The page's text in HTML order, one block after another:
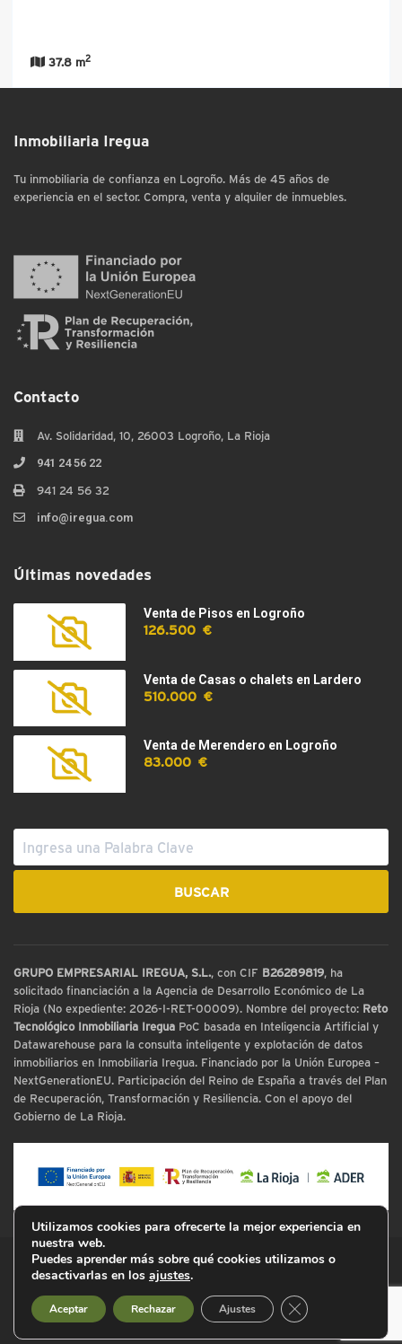
37.8 m2
Inmobiliaria Iregua
Tu inmobiliaria de confianza en Logroño. Más de 45 años de
experiencia en el sector. Compra, venta y alquiler de inmuebles.
Contacto
Av. Solidaridad, 10, 26003 Logroño, La Rioja
941 24 56 22
941 24 56 32
info@iregua.com
Últimas novedades
Venta de Pisos en Logroño
126.500 €
Venta de Casas o chalets en Lardero
510.000 €
Venta de Merendero en Logroño
83.000 €
GRUPO EMPRESARIAL IREGUA, S.L., con CIF B26289819, ha
solicitado financiación a la Agencia de Desarrollo Económico de La
Rioja (No expediente: 2026-I-RET-00009). Nombre del proyecto: Reto
Tecnológico Inmobiliaria Iregua PoC basada en Inteligencia Artificial y
Datawarehouse para la consulta inteligente y explotación de datos
inmobiliarios en Inmobiliaria Iregua. Financiado por la Unión Europea –
NextGenerationEU. Participación del Reino de España a través del Plan
de Recuperación, Transformación y Resiliencia. Con el apoyo del
Gobierno de La Rioja.
© Inmobiliaria Iregua
Aviso Legal Política de Privacidad Cookies
Utilizamos cookies para ofrecerte la mejor experiencia en
nuestra web.
Puedes aprender más sobre qué cookies utilizamos o
desactivarlas en los ajustes.
Aceptar Rechazar Ajustes Cerrar el banner